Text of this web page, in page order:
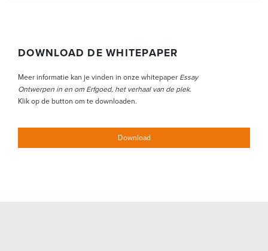
DOWNLOAD DE WHITEPAPER
Meer informatie kan je vinden in onze whitepaper Essay
Ontwerpen in en om Erfgoed, het verhaal van de plek.
Klik op de button om te downloaden.
Download